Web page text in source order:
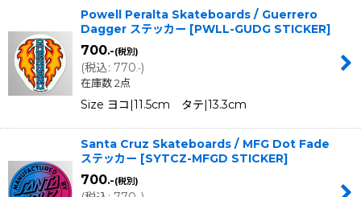
Powell Peralta Skateboards / Guerrero
Dagger ステッカー [PWLL-GUDG STICKER]
700.-(税別)
(税込: 770.-)
在庫数 2点
Size ヨコ|11.5cm タテ|13.3cm
Santa Cruz Skateboards / MFG Dot Fade
ステッカー [SYTCZ-MFGD STICKER]
700.-(税別)